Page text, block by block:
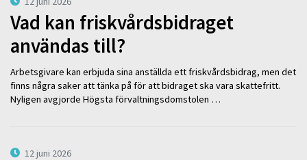
Vad kan friskvårdsbidraget
användas till?
Arbetsgivare kan erbjuda sina anställda ett friskvårdsbidrag, men det
finns några saker att tänka på för att bidraget ska vara skattefritt.
Nyligen avgjorde Högsta förvaltningsdomstolen …
12 juni 2026